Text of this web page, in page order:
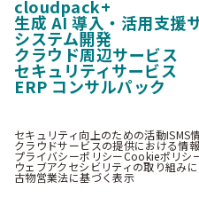
cloudpack+
生成 AI 導入・活用支援
システム開発
クラウド周辺サービス
セキュリティサービス
ERP コンサルパック
セキュリティ向上のための活動ISMS
クラウドサービスの提供における情
プライバシーポリシーCookieポリシ
ウェブアクセシビリティの取り組み
古物営業法に基づく表示